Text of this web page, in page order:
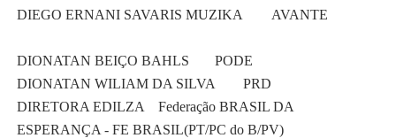
DIEGO ERNANI SAVARIS MUZIKA
AVANTE
DIONATAN BEIÇO BAHLS
PODE
DIONATAN WILIAM DA SILVA
PRD
DIRETORA EDILZA
Federação BRASIL DA
ESPERANÇA - FE BRASIL(PT/PC do B/PV)